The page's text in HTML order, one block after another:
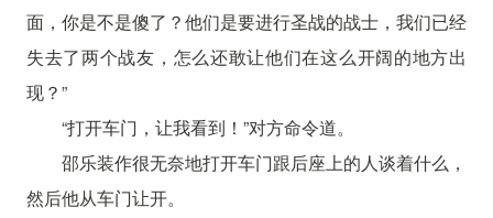
面，你是不是傻了？他们是要进行圣战的战士，我们已经
失去了两个战友，怎么还敢让他们在这么开阔的地方出
现？”
“打开车门，让我看到！”对方命令道。
邵乐装作很无奈地打开车门跟后座上的人谈着什么，
然后他从车门让开。